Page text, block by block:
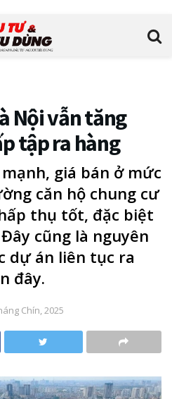
Nội vẫn tăng
tập ra hàng
giá bán ở mức
căn hộ chung cư
thụ tốt, đặc biệt
cũng là nguyên
dự án liên tục ra
đây.
Chín, 2025